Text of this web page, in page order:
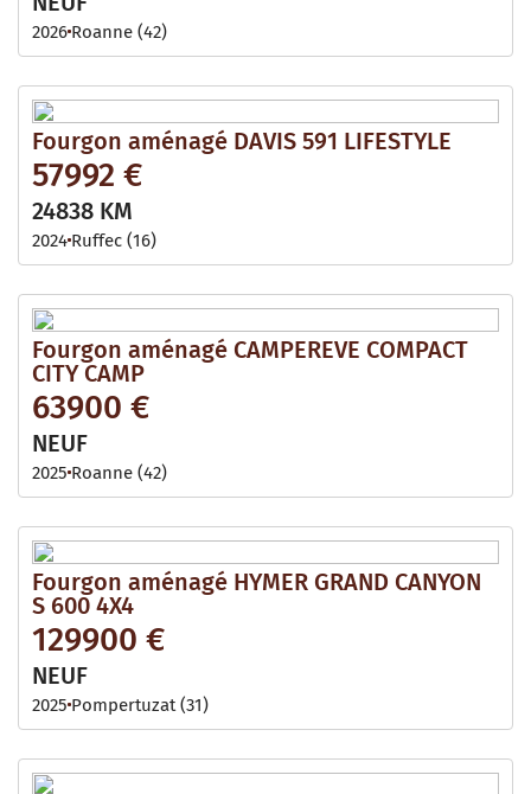
2026 Roanne (42)
Fourgon aménagé DAVIS 591 LIFESTYLE
57992 €
24838 KM
2024 Ruffec (16)
Fourgon aménagé CAMPEREVE COMPACT
CITY CAMP
63900 €
NEUF
2025 Roanne (42)
Fourgon aménagé HYMER GRAND CANYON
S 600 4X4
129900 €
NEUF
2025 Pompertuzat (31)